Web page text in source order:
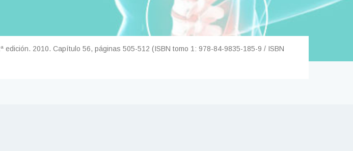
2010. Capítulo 56, páginas 505-512 (ISBN tomo 1: 978-84-9835-185-9 / ISBN